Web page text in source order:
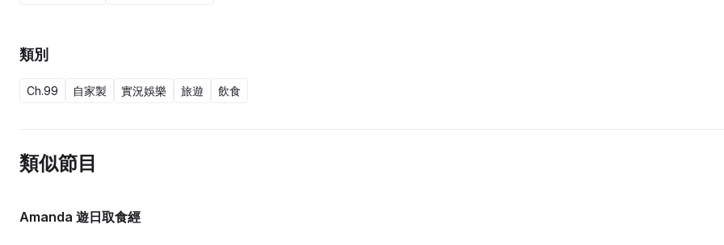
類別
Ch.99 自家製 實況娛樂 旅遊 飲食
類似節目
Amanda 遊日取食經